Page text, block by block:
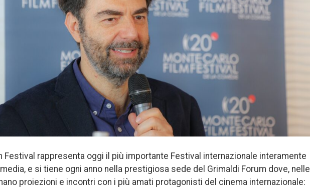
Festival rappresenta oggi il più importante Festival internazionale interamente
e si tiene ogni anno nella prestigiosa sede del Grimaldi Forum dove, nelle
proiezioni e incontri con i più amati protagonisti del cinema internazionale: